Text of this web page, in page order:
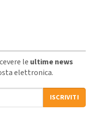
le ultime news
elettronica.
ISCRIVITI